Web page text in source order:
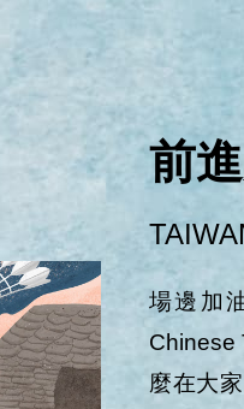
前
場邊加
Chinese
麼在大